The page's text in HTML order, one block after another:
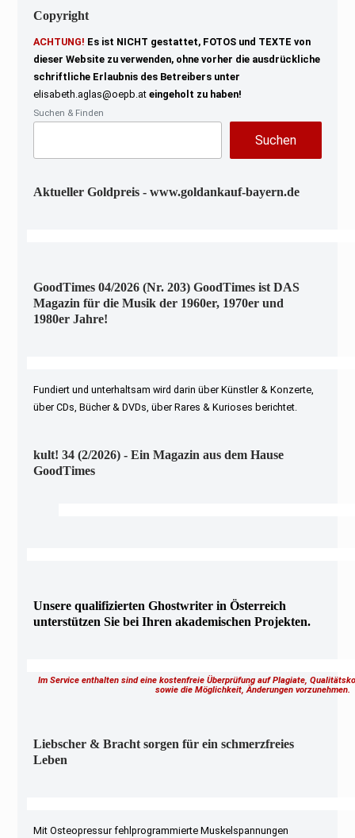
Copyright
ACHTUNG! Es ist NICHT gestattet, FOTOS und TEXTE von
dieser Website zu verwenden, ohne vorher die ausdrückliche
schriftliche Erlaubnis des Betreibers unter
elisabeth.aglas@oepb.at eingeholt zu haben!
Suchen & Finden
Suchen
Aktueller Goldpreis - www.goldankauf-bayern.de
GoodTimes 04/2026 (Nr. 203) GoodTimes ist DAS
Magazin für die Musik der 1960er, 1970er und
1980er Jahre!
Fundiert und unterhaltsam wird darin über Künstler & Konzerte,
über CDs, Bücher & DVDs, über Rares & Kurioses berichtet.
kult! 34 (2/2026) - Ein Magazin aus dem Hause
GoodTimes
Unsere qualifizierten Ghostwriter in Österreich
unterstützen Sie bei Ihren akademischen Projekten.
Im Service enthalten sind eine kostenfreie Überprüfung auf Plagiate,
sowie die Möglichkeit, Änderungen vorzunehmen.
Liebscher & Bracht sorgen für ein schmerzfreies
Leben
Mit Osteopressur fehlprogrammierte Muskelspannungen